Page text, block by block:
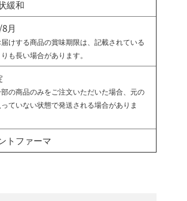
緩和
月
けする商品の賞味期限は、記載されている
も長い場合があります。
の商品のみをご注文いただいた場合、元の
ていない状態で発送される場合がありま
トファーマ